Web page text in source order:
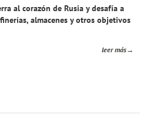
al corazón de Rusia y desafía a
almacenes y otros objetivos
leer más